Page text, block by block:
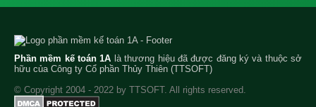
Phần mềm kế toán 1A là thương hiệu đã được đăng ký và thuộc sở
hữu của Công ty Cổ phần Thủy Thiên (TTSOFT)
© Copyright 2004 - 2022 by TTSOFT. All rights reserved.